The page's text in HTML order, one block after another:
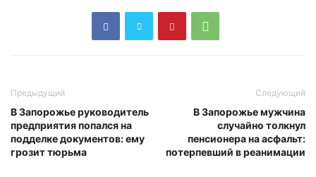
Предыдущий
В Запорожье руководитель
предприятия попался на
подделке документов: ему
грозит тюрьма
Следующий
В Запорожье мужчина
случайно толкнул
пенсионера на асфальт:
потерпевший в реанимации